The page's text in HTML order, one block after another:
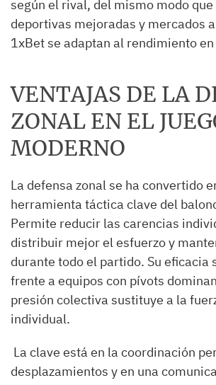
según el rival, del mismo modo
deportivas mejoradas y mercados
1xBet se adaptan al rendimiento
VENTAJAS DE LA
ZONAL EN EL
MODERNO
La defensa zonal se ha convertido
herramienta táctica clave del
Permite reducir las carencias
distribuir mejor el esfuerzo y
durante todo el partido. Su eficacia
frente a equipos con pívots
presión colectiva sustituye a la
individual.
La clave está en la coordinación
desplazamientos y en una